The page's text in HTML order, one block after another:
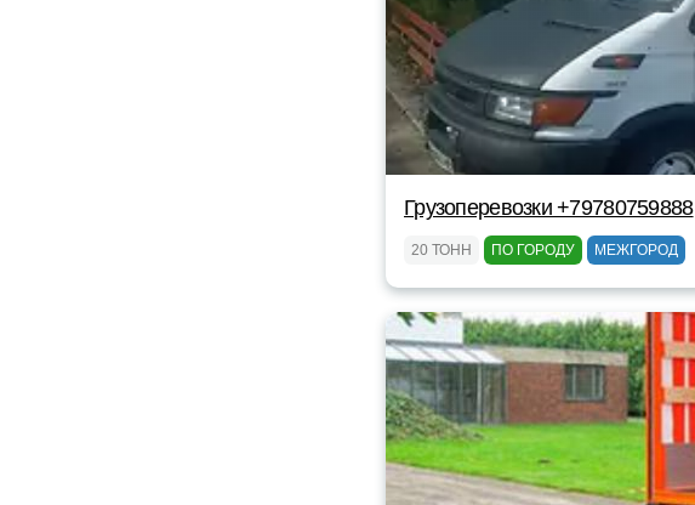
Грузоперевозки +79780759888
20 ТОНН ПО ГОРОДУ МЕЖГОРОД